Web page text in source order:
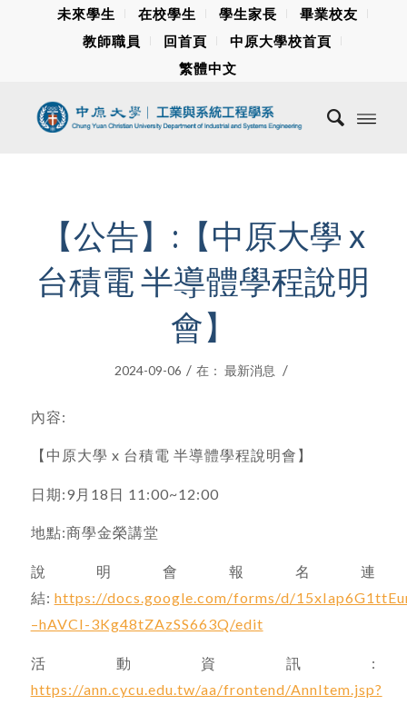
未來學生 在校學生 學生家長
畢業校友
教師職員
回首頁
中原大學校首頁
繁體中文
【公告】:【中原大學 x
台積電 半導體學程說明
會】
2024-09-06 / 在： 最新消息 /
內容:
【中原大學 x 台積電 半導體學程說明會】
日期:9月18日 11:00~12:00
地點:商學金榮講堂
說明會報名連
結: https://docs.google.com/forms/d/
–hAVCI-3Kg48tZAzSS663Q/edit
活動資訊:
https://ann.cycu.edu.tw/aa/frontend/AnnItem.jsp?